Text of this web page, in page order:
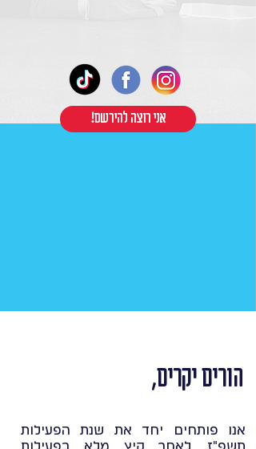
!אני רוצה להירשם
הורים יקרים,
אנו פותחים יחד את שנת הפעילות
תשפ"ז, לאחר קיץ מלא בפעילות